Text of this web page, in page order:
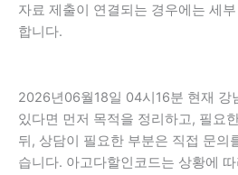
자료 제출이 연결되는 경우에는 세
합니다.
2026년06월18일 04시16분 현재 강
있다면 먼저 목적을 정리하고, 필요
뒤, 상담이 필요한 부분은 직접 문의
습니다. 아고다할인코드는 상황에